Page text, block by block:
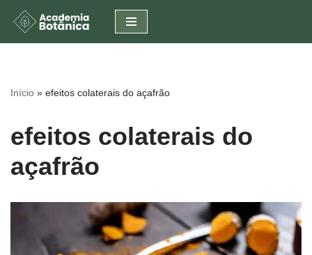
Pular
conteúdo
Início » efeitos colaterais do açafrão
efeitos colaterais do
açafrão